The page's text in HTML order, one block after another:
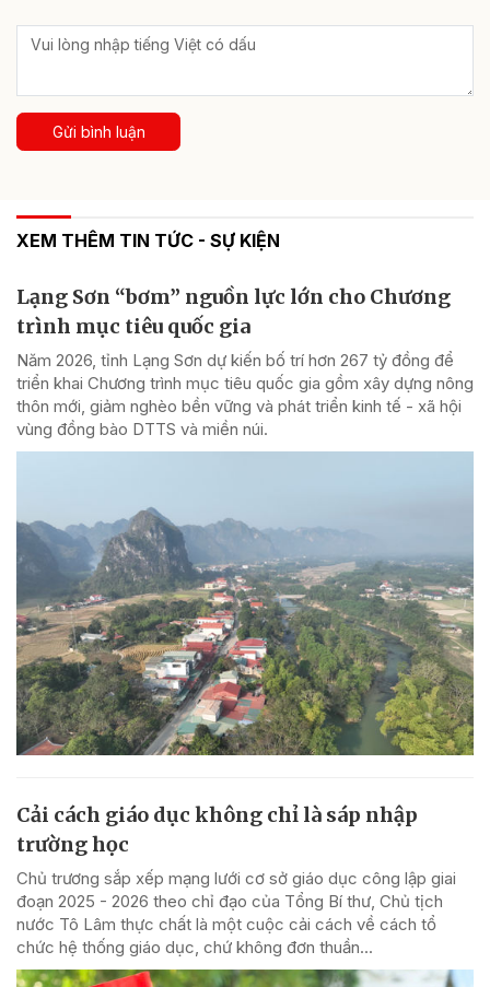
Gửi bình luận
XEM THÊM TIN TỨC - SỰ KIỆN
Lạng Sơn “bơm” nguồn lực lớn cho Chương
trình mục tiêu quốc gia
Năm 2026, tỉnh Lạng Sơn dự kiến bố trí hơn 267 tỷ đồng để
triển khai Chương trình mục tiêu quốc gia gồm xây dựng nông
thôn mới, giảm nghèo bền vững và phát triển kinh tế - xã hội
vùng đồng bào DTTS và miền núi.
Cải cách giáo dục không chỉ là sáp nhập
trường học
Chủ trương sắp xếp mạng lưới cơ sở giáo dục công lập giai
đoạn 2025 - 2026 theo chỉ đạo của Tổng Bí thư, Chủ tịch
nước Tô Lâm thực chất là một cuộc cải cách về cách tổ
chức hệ thống giáo dục, chứ không đơn thuần...